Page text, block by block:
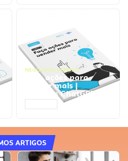
NEGÓCIOS, VENDAS
Faça ações para
vender mais |
Prompts ChatGPT
ARTIGOS